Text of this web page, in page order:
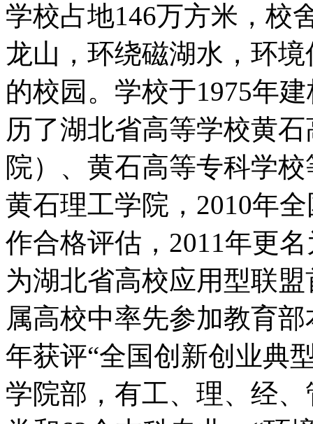
学校占地146万方米，校
龙山，环绕磁湖水，环
的校园。学校于1975年
历了湖北省高等学校黄
院）、黄石高等专科学
黄石理工学院，2010年
作合格评估，2011年更
为湖北省高校应用型联
属高校中率先参加教育
年获评“全国创新创业典
学院部，有工、理、经